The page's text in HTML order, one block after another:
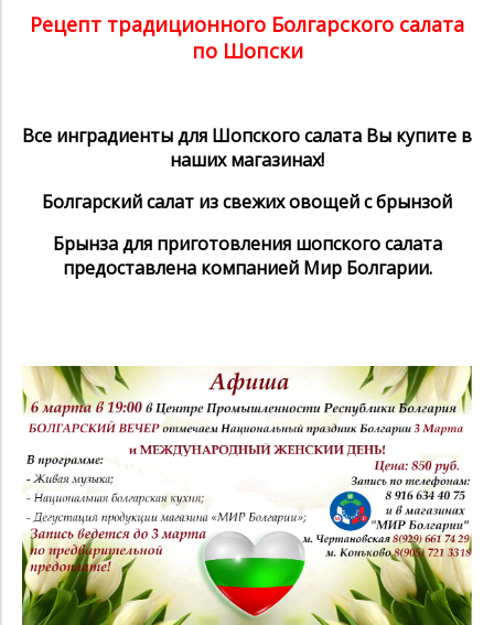
Рецепт традиционного Болгарского салата
по Шопски
Все инградиенты для Шопского салата Вы купите в
наших магазинах!
Болгарский салат из свежих овощей с брынзой
Брынза для приготовления шопского салата
предоставлена компанией Мир Болгарии.